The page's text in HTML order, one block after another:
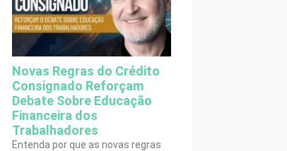
Novas Regras do Crédito
Consignado Reforçam
Debate Sobre Educação
Financeira dos
Trabalhadores
Entenda por que as novas regras